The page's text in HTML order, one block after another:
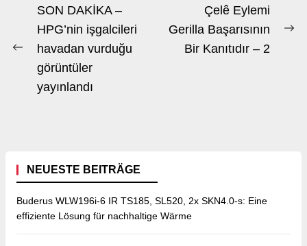
Beitrags-
Navigation
Previous
post:
SON DAKİKA –
HPG’nin işgalcileri
havadan vurduğu
görüntüler
yayınlandı
Çelê Eylemi
Gerilla Başarısının
Bir Kanıtıdır – 2
NEUESTE BEITRÄGE
Buderus WLW196i-6 IR TS185, SL520, 2x SKN4.0-s: Eine
effiziente Lösung für nachhaltige Wärme